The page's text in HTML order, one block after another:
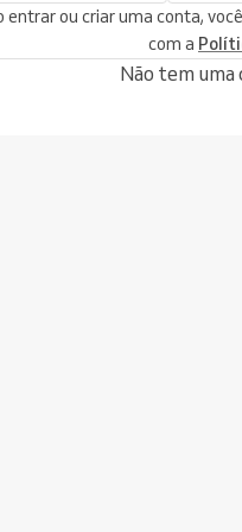
entrar ou criar uma conta,
com a
Não tem uma